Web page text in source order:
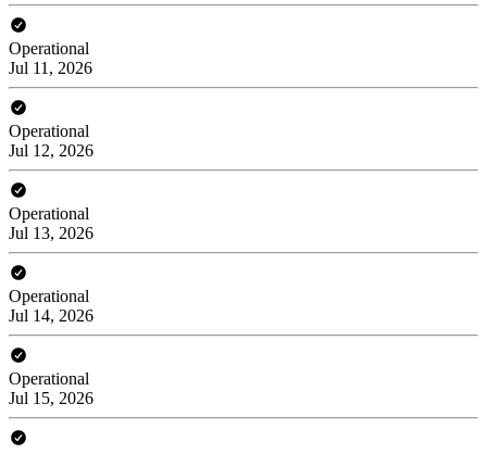
Operational
Jul 11, 2026
Operational
Jul 12, 2026
Operational
Jul 13, 2026
Operational
Jul 14, 2026
Operational
Jul 15, 2026